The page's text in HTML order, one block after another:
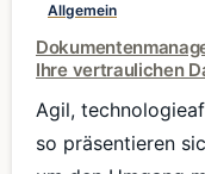
Allgemein
Ihre vertraulichen
Agil,
so präsentieren